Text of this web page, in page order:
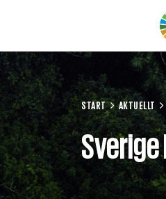
START AKTUELLT